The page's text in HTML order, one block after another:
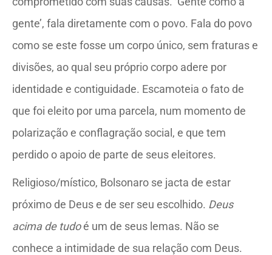
gente’, fala diretamente com o povo. Fala do povo
como se este fosse um corpo único, sem fraturas e
divisões, ao qual seu próprio corpo adere por
identidade e contiguidade. Escamoteia o fato de
que foi eleito por uma parcela, num momento de
polarização e conflagração social, e que tem
perdido o apoio de parte de seus eleitores.
Religioso/místico, Bolsonaro se jacta de estar
próximo de Deus e de ser seu escolhido. Deus
acima de tudoé um de seus lemas. Não se
conhece a intimidade de sua relação com Deus.